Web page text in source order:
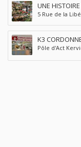
UNE
5 Rue de la
K3
QUIMPERLÉ
Pôle d'Act